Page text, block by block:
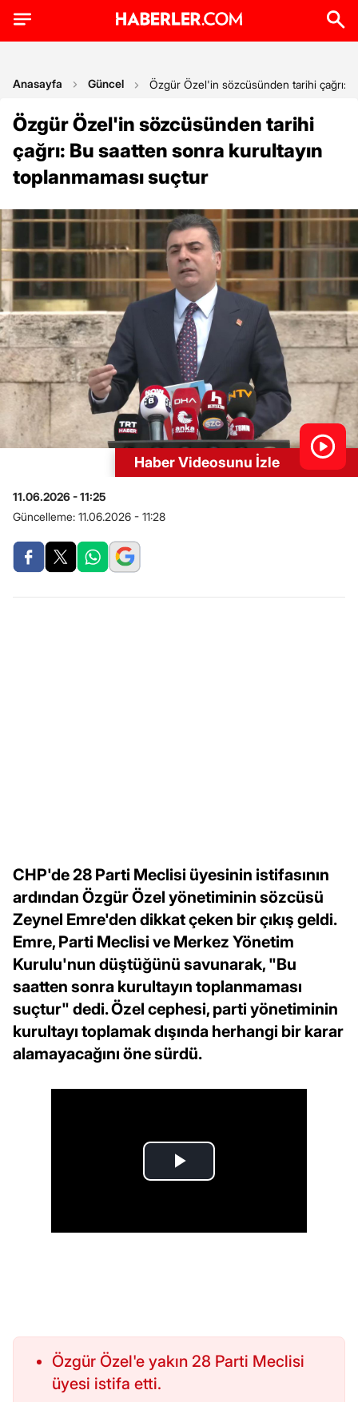
Anasayfa Güncel Özgür Özel'in sözcüsünden tarihi çağrı:
Özgür Özel'in sözcüsünden tarihi
çağrı: Bu saatten sonra kurultayın
toplanmaması suçtur
Haber Videosunu İzle
11.06.2026 - 11:25
Güncelleme: 11.06.2026 - 11:28
CHP'de 28 Parti Meclisi üyesinin istifasının
ardından Özgür Özel yönetiminin sözcüsü
Zeynel Emre'den dikkat çeken bir çıkış geldi.
Emre, Parti Meclisi ve Merkez Yönetim
Kurulu'nun düştüğünü savunarak, "Bu
saatten sonra kurultayın toplanmaması
suçtur" dedi. Özel cephesi, parti yönetiminin
kurultayı toplamak dışında herhangi bir karar
alamayacağını öne sürdü.
Özgür Özel'e yakın 28 Parti Meclisi
üyesi istifa etti.